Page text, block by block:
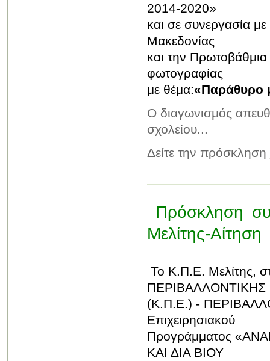
2014-2020»
και σε συνεργασία
Μακεδονίας
και την
φωτογραφίας
με θέμα:«Παράθυρο
Ο διαγωνισμός
σχολείου...
Δείτε την πρόσκληση
Πρόσκληση
Μελίτης-Αίτηση
Το Κ.Π.Ε. Μελίτης,
(Κ.Π.Ε.) -
Επιχειρησιακού
Προγράμματος
ΚΑΙ ΔΙΑ ΒΙΟΥ